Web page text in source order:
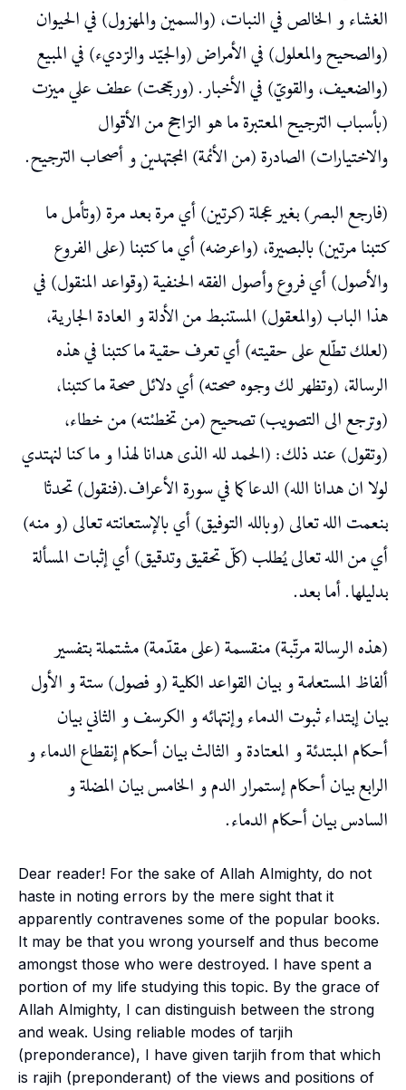
الغشاء و الخالص في النبات، (والسمين والمهزول) في الحيوان
(والصحيح والمعلول) في الأمراض (والجيّد والرّديء) في المبيع
(والضعيف، والقويّ) في الأخبار. (ورجّحت) عطف علي ميزت
(بأسباب الترجيح المعتبرة ما هو الرّاجح من الأقوال
والاختيارات) الصادرة (من الأىْمة) المجتهدين و أصحاب الترجيح.
(فارجع البصر) بغير عجلة (كرتين) أي مرة بعد مرة (وتأمل ما
كتبنا مرتين) بالبصيرة، (واعرضه) أي ما كتبنا (على الفروع
والأصول) أي فروع وأصول الفقه الحنفية (وقواعد المنقول) في
هذا الباب (والمعقول) المستنبط من الأدلة و العادة الجارية،
(لعلك تطّلع على حقيته) أي تعرف حقية ما كتبنا في هذه
الرسالة، (وتظهر لك وجوه صحته) أي دلائل صحة ما كتبنا،
(وترجع الى التصويب) تصحيح (من تخطىْته) من خطاء،
(وتقول) عند ذلك: (الحمد لله الذى هدانا لهذا و ما كنا لنهتدي
لولا ان هدانا الله) الدعا كما في سورة الأعراف.(فنقول) تحدثا
بنعمت الله تعالى (وبالله التوفيق) أي بالإستعانته تعالى (و منه)
أي من الله تعالى يُطلب (كلّ تحقيق وتدقيق) أي إثبات المسألة
بدليلها. أما بعد.
(هذه الرسالة مرتّبة) منقسمة (على مقدّمة) مشتملة بتفسير
ألفاظ المستعلمة و بيان القواعد الكلية (و فصول) ستة و الأول
بيان إبتداء ثبوت الدماء وإنتهائه و الكرسف و الثاني بيان
أحكام المبتدئة و المعتادة و الثالث بيان أحكام إنقطاع الدماء و
الرابع بيان أحكام إستمرار الدم و الخامس بيان المضلة و
السادس بيان أحكام الدماء.
Dear reader! For the sake of Allah Almighty, do not
haste in noting errors by the mere sight that it
apparently contravenes some of the popular books.
It may be that you wrong yourself and thus become
amongst those who were destroyed. I have spent a
portion of my life studying this topic. By the grace of
Allah Almighty, I can distinguish between the strong
and weak. Using reliable modes of tarjih
(preponderance), I have given tarjih from that which
is rajih (preponderant) of the views and positions of